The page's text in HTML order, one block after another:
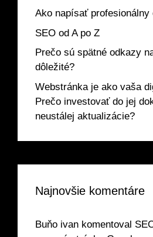
Ako napísať profesionálny
SEO od A po Z
Prečo sú spätné odkazy
dôležité?
Webstránka je ako vaša
Prečo investovať do jej
neustálej aktualizácie?
Najnovšie komentáre
Buňo ivan komentoval